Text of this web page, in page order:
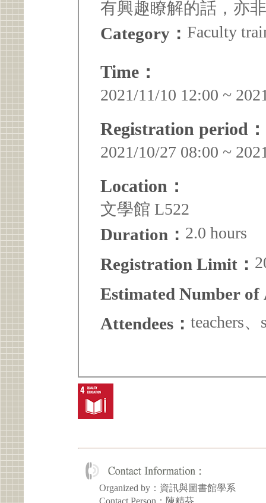
有興趣瞭解的話，亦
Category： Faculty
Time：
2021/11/10 12:00 ~
Registration period：
2021/10/27 08:00 ~
Location：
文學館 L522
Duration： 2.0 hours
Registration Limit：
Estimated Number of
Attendees： teachers
Organized by：資訊與圖書館學系
Contact Person：陳精芬